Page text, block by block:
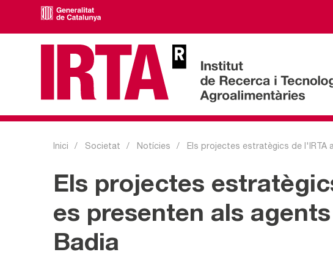
Inici Societat Notícies Els projectes estratègics de l'IRTA a
Els projectes
es presenten als
Badia